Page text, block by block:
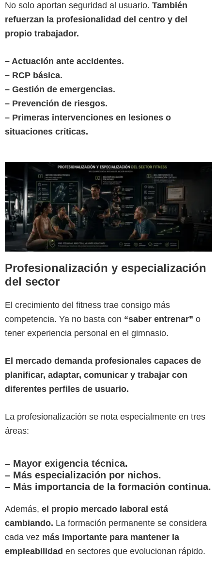
No solo aportan seguridad al usuario. También
refuerzan la profesionalidad del centro y del
propio trabajador.
– Actuación ante accidentes.
– RCP básica.
– Gestión de emergencias.
– Prevención de riesgos.
– Primeras intervenciones en lesiones o
situaciones críticas.
Profesionalización y especialización
del sector
El crecimiento del fitness trae consigo más
competencia. Ya no basta con “saber entrenar” o
tener experiencia personal en el gimnasio.
El mercado demanda profesionales capaces de
planificar, adaptar, comunicar y trabajar con
diferentes perfiles de usuario.
La profesionalización se nota especialmente en tres
áreas:
– Mayor exigencia técnica.
– Más especialización por nichos.
– Más importancia de la formación continua.
Además, el propio mercado laboral está
cambiando. La formación permanente se considera
cada vez más importante para mantener la
empleabilidad en sectores que evolucionan rápido.